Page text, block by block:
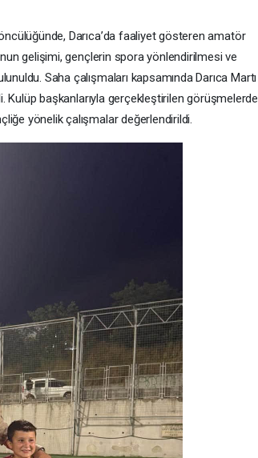
Darıca’da faaliyet gösteren amatör
gelişimi, gençlerin spora yönlendirilmesi ve
Saha çalışmaları kapsamında Darıca Martı
Kulüp başkanlarıyla gerçekleştirilen görüşmelerde
yönelik çalışmalar değerlendirildi.